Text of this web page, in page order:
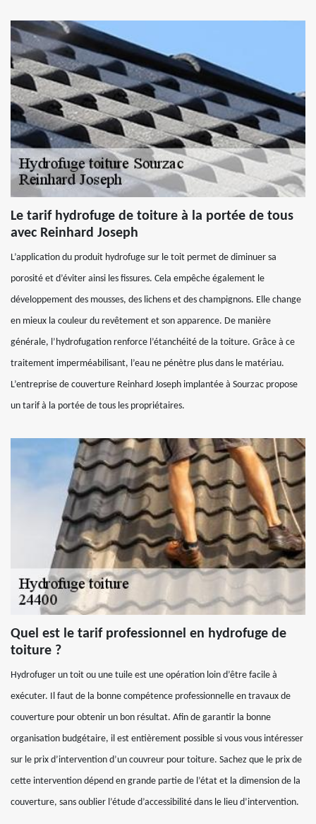
Le tarif hydrofuge de toiture à la portée de tous
avec Reinhard Joseph
L’application du produit hydrofuge sur le toit permet de diminuer sa
porosité et d’éviter ainsi les fissures. Cela empêche également le
développement des mousses, des lichens et des champignons. Elle change
en mieux la couleur du revêtement et son apparence. De manière
générale, l’hydrofugation renforce l’étanchéité de la toiture. Grâce à ce
traitement imperméabilisant, l’eau ne pénètre plus dans le matériau.
L’entreprise de couverture Reinhard Joseph implantée à Sourzac propose
un tarif à la portée de tous les propriétaires.
Quel est le tarif professionnel en hydrofuge de
toiture ?
Hydrofuger un toit ou une tuile est une opération loin d’être facile à
exécuter. Il faut de la bonne compétence professionnelle en travaux de
couverture pour obtenir un bon résultat. Afin de garantir la bonne
organisation budgétaire, il est entièrement possible si vous vous intéresser
sur le prix d’intervention d’un couvreur pour toiture. Sachez que le prix de
cette intervention dépend en grande partie de l’état et la dimension de la
couverture, sans oublier l’étude d’accessibilité dans le lieu d’intervention.